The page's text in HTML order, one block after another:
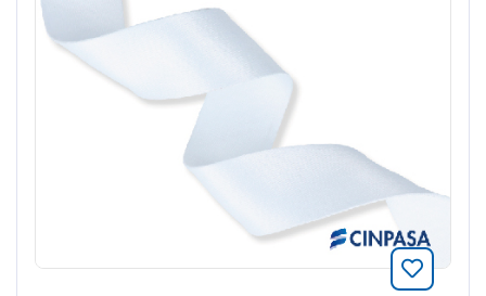
Añade